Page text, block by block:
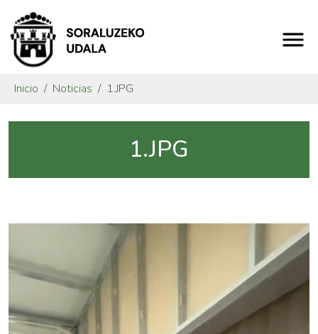
Inicio Noticias 1.JPG
1.JPG